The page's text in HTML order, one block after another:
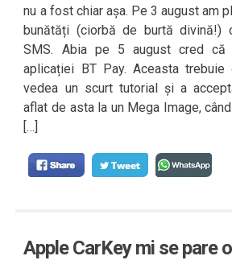
nu a fost chiar așa. Pe 3 august am
bunătăți (ciorbă de burtă divină!)
SMS. Abia pe 5 august cred că
aplicației BT Pay. Aceasta
vedea un scurt tutorial și a
aflat de asta la un Mega Image,
[…]
Apple CarKey mi se pare